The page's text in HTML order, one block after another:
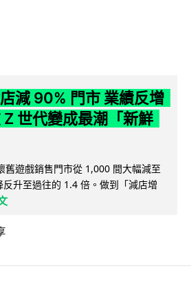
減 90% 門市 業績反增
世代變成最潮「新鮮
舊遊戲銷售門市從 1,000 間大幅減至
升至過往的 1.4 倍。做到「減店增